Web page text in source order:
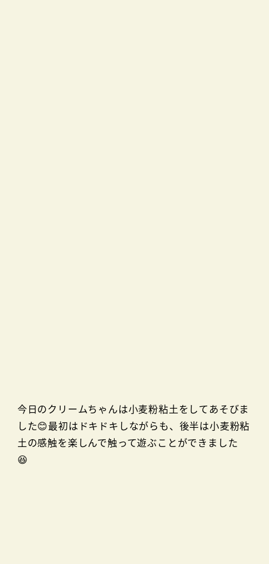
今日のクリームちゃんは小麦粉粘土をしてあそびま
した😊最初はドキドキしながらも、後半は小麦粉粘
土の感触を楽しんで触って遊ぶことができました
😆